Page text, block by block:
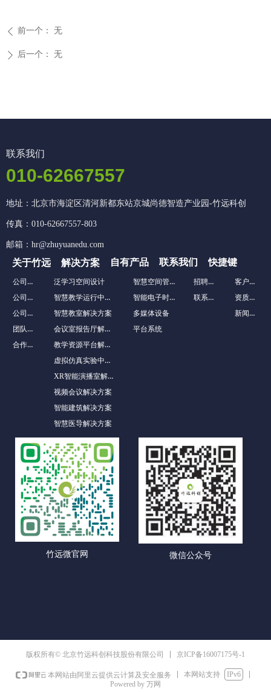
ꄴ 前一个： 无
ꄲ 后一个： 无
竹远微官网 微信公众号
联系我们
010-62667557
地址：北京市海淀区清河新都东站京城尚德智造产业园-竹远科创
传真：010-62667557-803
邮箱：hr@zhuyuanedu.com
关于竹远 自有产品 联系我们
快捷键
公司介绍
公司文化
公司历程
团队风采
合作客户
智慧空间管理系统
智能电子时钟
多媒体设备
平台系统
招聘英才
联系我们
客户案例
资质荣誉
新闻资讯
泛学习空间设计
智慧教学运行中心解决方案
智慧教室解决方案
会议室报告厅解决方案
教学资源平台解决方案
虚拟仿真实验中心解决方案
XR智能演播室解决方案
视频会议解决方案
智能建筑解决方案
智慧医导解决方案
解决方案
版权所有© 北京竹远科创科技股份有限公司 京ICP备16007175号-1
本网站由阿里云提供云计算及安全服务 本网站支持
IPv6
Powered by 万网